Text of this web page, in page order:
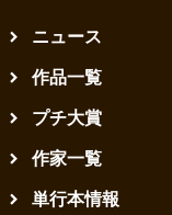
ニュース
作品一覧
プチ大賞
作家一覧
単行本情報